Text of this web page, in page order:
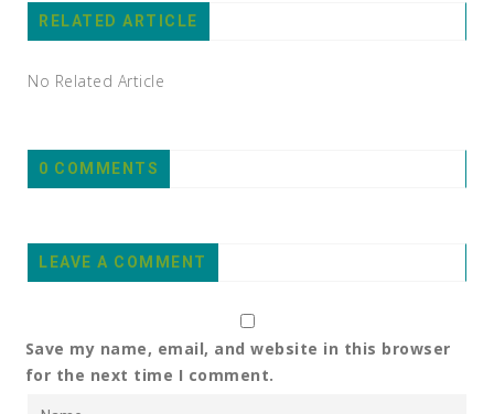
RELATED ARTICLE
No Related Article
0 COMMENTS
LEAVE A COMMENT
Save my name, email, and website in this browser
for the next time I comment.